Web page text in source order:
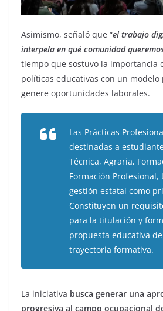
Asimismo, señaló que “el trabajo
interpela en qué comunidad
tiempo que sostuvo la importancia
políticas educativas con un
genere oportunidades laborales.
Las Prácticas
destinadas a
Técnica, Agraria,
Formación Profesional,
gestión estatal como
Constituyen un
para la titulación y
propuesta educativa
trayectoria formativa.
La iniciativa busca generar una
progresiva al campo ocupacional